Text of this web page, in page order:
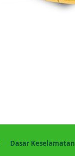
Dasar Keselamatan